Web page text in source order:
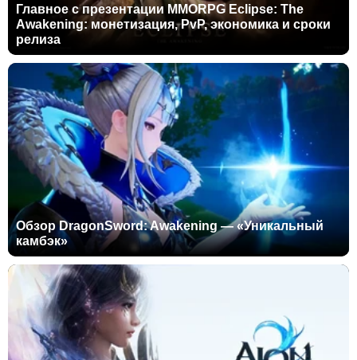
Главное с презентации MMORPG Eclipse: The
Awakening: монетизация, PvP, экономика и сроки
релиза
Обзор DragonSword: Awakening — «Уникальный
камбэк»